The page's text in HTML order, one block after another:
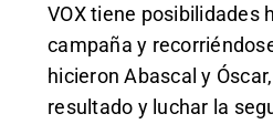
VOX tiene posibilidades
campaña y
hicieron Abascal y
resultado y luchar la